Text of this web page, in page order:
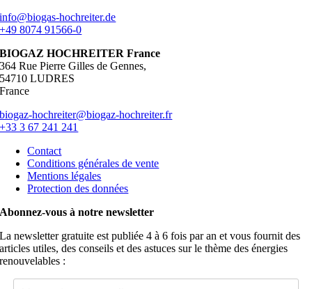
info@biogas-hochreiter.de
+49 8074 91566-0
BIOGAZ HOCHREITER France
364 Rue Pierre Gilles de Gennes,
54710 LUDRES
France
biogaz-hochreiter@biogaz-hochreiter.fr
+33 3 67 241 241
Contact
Conditions générales de vente
Mentions légales
Protection des données
Abonnez-vous à notre newsletter
La newsletter gratuite est publiée 4 à 6 fois par an et vous fournit des
articles utiles, des conseils et des astuces sur le thème des énergies
renouvelables :